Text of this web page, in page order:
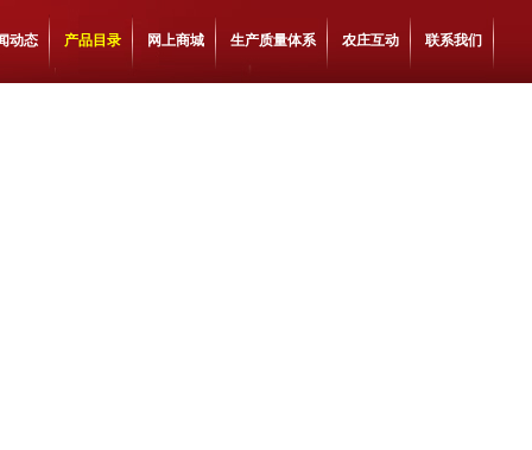
动态 产品目录 网上商城 生产质量体系 农庄互动 联系我们